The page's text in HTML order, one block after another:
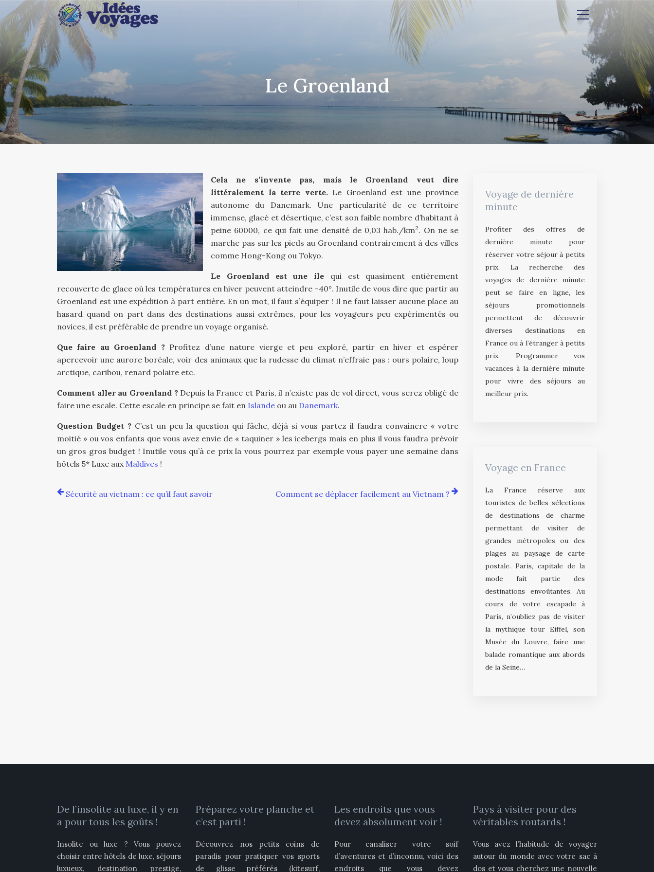
Le Groenland
Cela ne s’invente pas, mais le Groenland veut dire
littéralement la terre verte.Le Groenland est une province
autonome du Danemark. Une particularité de ce territoire
immense, glacé et désertique, c’est son faible nombre d’habitant à
peine 60000, ce qui fait une densité de 0,03 hab./km2. On ne se
marche pas sur les pieds au Groenland contrairement à des villes
comme Hong-Kong ou Tokyo.
Le Groenland est une ile qui est quasiment entièrement
recouverte de glace où les températures en hiver peuvent atteindre -40°. Inutile de vous dire que partir au
Groenland est une expédition à part entière. En un mot, il faut s’équiper ! Il ne faut laisser aucune place au
hasard quand on part dans des destinations aussi extrêmes, pour les voyageurs peu expérimentés ou
novices, il est préférable de prendre un voyage organisé.
Que faire au Groenland ?Profitez d’une nature vierge et peu exploré, partir en hiver et espérer
apercevoir une aurore boréale, voir des animaux que la rudesse du climat n’effraie pas : ours polaire, loup
arctique, caribou, renard polaire etc.
Comment aller au Groenland ?Depuis la France et Paris, il n’existe pas de vol direct, vous serez obligé de
faire une escale. Cette escale en principe se fait en Islande ou au Danemark.
Question Budget ?C’est un peu la question qui fâche, déjà si vous partez il faudra convaincre « votre
moitié » ou vos enfants que vous avez envie de « taquiner » les icebergs mais en plus il vous faudra prévoir
un gros gros budget ! Inutile vous qu’à ce prix la vous pourrez par exemple vous payer une semaine dans
hôtels 5* Luxe aux Maldives !
Sécurité au vietnam : ce qu’il faut savoir Comment se déplacer facilement au Vietnam ?
Voyage de dernière
minute
Profiter des offres de
dernière minute pour
réserver votre séjour à petits
prix. La recherche des
voyages de dernière minute
peut se faire en ligne, les
séjours promotionnels
permettent de découvrir
diverses destinations en
France ou à l’étranger à petits
prix. Programmer vos
vacances à la dernière minute
pour vivre des séjours au
meilleur prix.
Voyage en France
La France réserve aux
touristes de belles sélections
de destinations de charme
permettant de visiter de
grandes métropoles ou des
plages au paysage de carte
postale. Paris, capitale de la
mode fait partie des
destinations envoûtantes. Au
cours de votre escapade à
Paris, n’oubliez pas de visiter
la mythique tour Eiffel, son
Musée du Louvre, faire une
balade romantique aux abords
de la Seine…
De l’insolite au luxe, il y en
a pour tous les goûts !
Insolite ou luxe ? Vous pouvez
choisir entre hôtels de luxe, séjours
luxueux, destination prestige,
Préparez votre planche et
c’est parti !
Découvrez nos petits coins de
paradis pour pratiquer vos sports
de glisse préférés (kitesurf,
Les endroits que vous
devez absolument voir !
Pour canaliser votre soif
d’aventures et d’inconnu, voici des
endroits que vous devez
Pays à visiter pour des
véritables routards !
Vous avez l’habitude de voyager
autour du monde avec votre sac à
dos et vous cherchez une nouvelle